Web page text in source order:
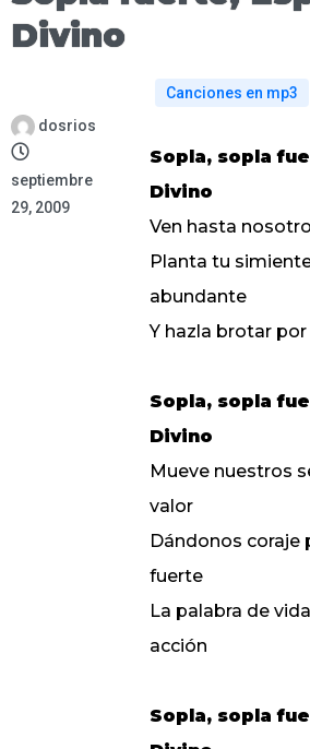
Divino
dosrios
septiembre
29, 2009
Canciones en mp3
Sopla, sopla
Divino
Ven hasta
Planta tu
abundante
Y hazla brotar
Sopla, sopla
Divino
Mueve nuestros
valor
Dándonos coraje
fuerte
La palabra de
acción
Sopla, sopla